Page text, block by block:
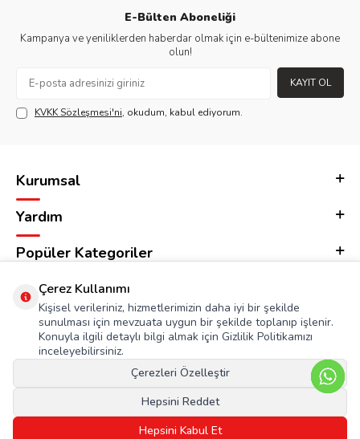
E-Bülten Aboneliği
Kampanya ve yeniliklerden haberdar olmak için e-bültenimize abone
olun!
KAYIT OL
KVKK Sözleşmesi'ni, okudum, kabul ediyorum.
Kurumsal
Yardım
Popüler Kategoriler
Adres & İletişim
Çerez Kullanımı
Kişisel verileriniz, hizmetlerimizin daha iyi bir şekilde
sunulması için mevzuata uygun bir şekilde toplanıp işlenir.
Konuyla ilgili detaylı bilgi almak için Gizlilik Politikamızı
inceleyebilirsiniz.
Çerezleri Özelleştir
Hepsini Reddet
Hepsini Kabul Et